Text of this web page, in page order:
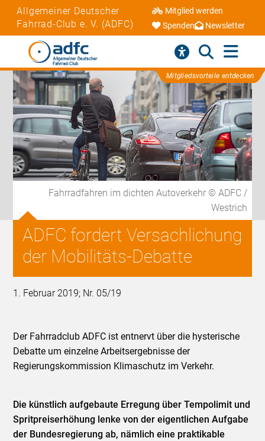
Allgemeiner Deutscher
Fahrrad-Club e. V. (ADFC)
Mitglied werden
Spenden
Newsletter
Mitgliedsvorteile entdecken
Fahrradfahren im dichten Autoverkehr © ADFC /
Westrich
ADFC fordert Versachlichung
der Mobilitäts-Debatte
1. Februar 2019; Nr. 05/19
Der Fahrradclub ADFC ist entnervt über die hysterische
Debatte um einzelne Arbeitsergebnisse der
Regierungskommission Klimaschutz im Verkehr.
Die künstlich aufgebaute Erregung über Tempolimit und
Spritpreiserhöhung lenke von der eigentlichen Aufgabe
der Bundesregierung ab, nämlich eine praktikable